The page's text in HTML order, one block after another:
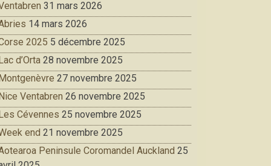
31 mars 2026
14 mars 2026
2025 5 décembre 2025
Lac d’Orta 28 novembre 2025
Montgenèvre 27 novembre 2025
Nice Ventabren 26 novembre 2025
Les Cévennes 25 novembre 2025
end 21 novembre 2025
Peninsule Coromandel Auckland 25